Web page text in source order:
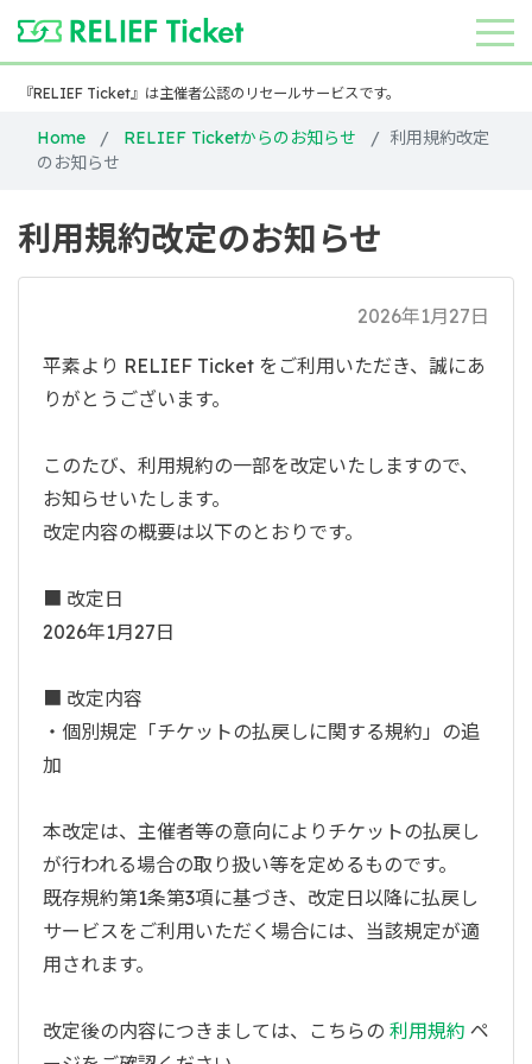
『RELIEF Ticket』は主催者公認のリセールサービスです。
Home RELIEF Ticketからのお知らせ
利用規約改定
のお知らせ
利用規約改定のお知らせ
2026年1月27日
平素より RELIEF Ticket をご利用いただき、誠にあ
りがとうございます。
このたび、利用規約の一部を改定いたしますので、
お知らせいたします。
改定内容の概要は以下のとおりです。
■ 改定日
2026年1月27日
■ 改定内容
・個別規定「チケットの払戻しに関する規約」の追
加
本改定は、主催者等の意向によりチケットの払戻し
が行われる場合の取り扱い等を定めるものです。
既存規約第1条第3項に基づき、改定日以降に払戻し
サービスをご利用いただく場合には、当該規定が適
用されます。
改定後の内容につきましては、こちらの 利用規約 ペ